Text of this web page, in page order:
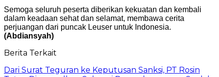
Semoga seluruh peserta diberikan kekuatan dan kembali
dalam keadaan sehat dan selamat, membawa cerita
perjuangan dari puncak Leuser untuk Indonesia.
(Abdiansyah)
Berita Terkait
Dari Surat Teguran ke Keputusan Sanksi, PT Rosin